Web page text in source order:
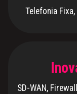
Telefonia
SD-WAN,